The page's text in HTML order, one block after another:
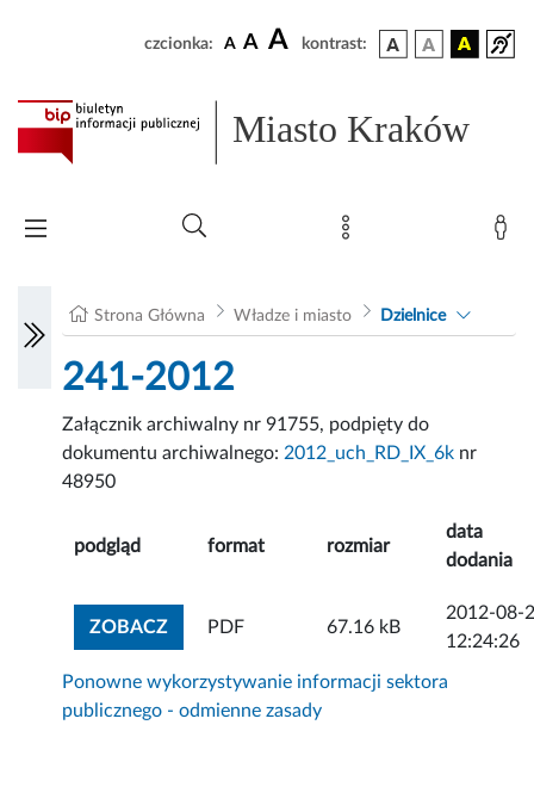
czcionka: A A A kontrast:
Miasto Kraków
Strona Główna Władze i miasto Dzielnice
241-2012
Załącznik archiwalny nr 91755, podpięty do
dokumentu archiwalnego: 2012_uch_RD_IX_6k nr
48950
podgląd format rozmiar
data
dodania
ZOBACZZOBACZ ZAŁĄCZNIK
PDF 67.16 kB
2012-08-
12:24:26
Ponowne wykorzystywanie informacji sektora
publicznego - odmienne zasady